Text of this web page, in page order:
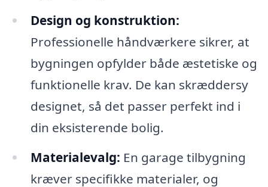
Design og konstruktion:
Professionelle håndværkere sikrer, at
bygningen opfylder både æstetiske og
funktionelle krav. De kan skræddersy
designet, så det passer perfekt ind i
din eksisterende bolig.
Materialevalg: En garage tilbygning
kræver specifikke materialer, og